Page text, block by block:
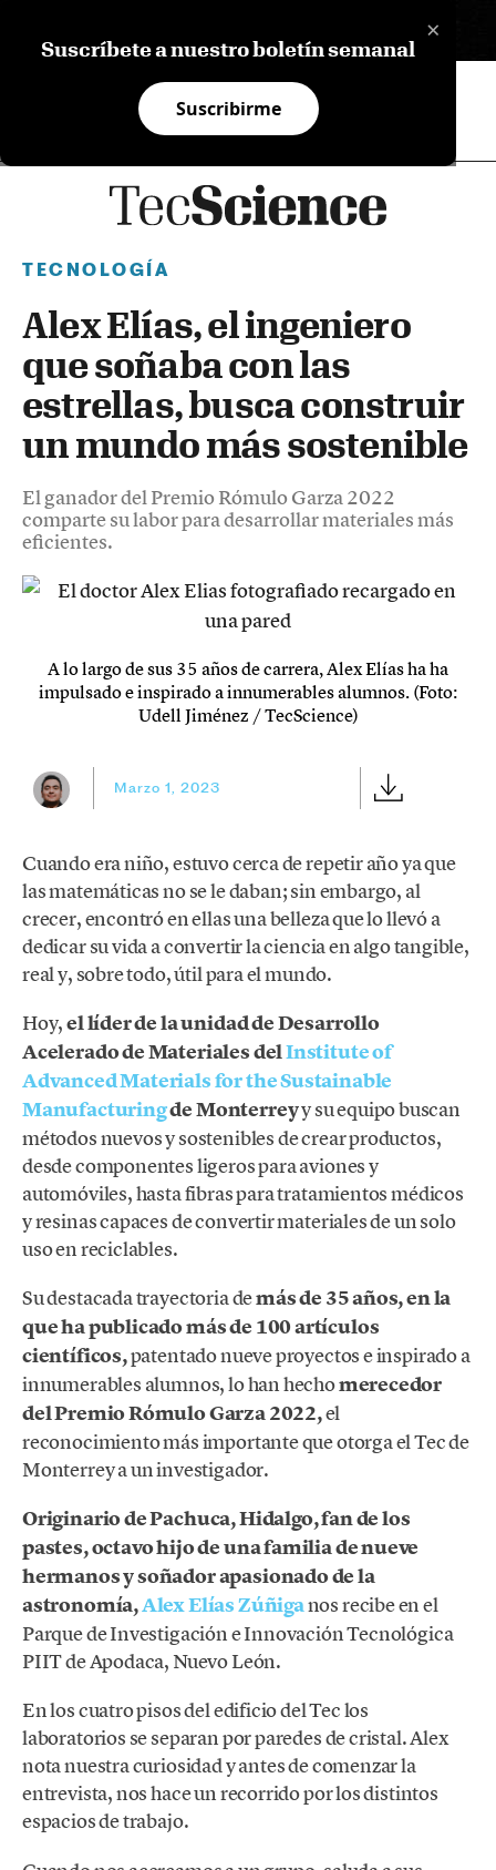
×
Suscríbete a nuestro boletín semanal
Suscribirme
TECNOLOGÍA
Alex Elías, el ingeniero
que soñaba con las
estrellas, busca construir
un mundo más sostenible
El ganador del Premio Rómulo Garza 2022
comparte su labor para desarrollar materiales más
eficientes.
A lo largo de sus 35 años de carrera, Alex Elías ha ha
impulsado e inspirado a innumerables alumnos. (Foto:
Udell Jiménez / TecScience)
Marzo 1, 2023
Cuando era niño, estuvo cerca de repetir año ya que
las matemáticas no se le daban; sin embargo, al
crecer, encontró en ellas una belleza que lo llevó a
dedicar su vida a convertir la ciencia en algo tangible,
real y, sobre todo, útil para el mundo.
Hoy,el líder de la unidad de Desarrollo
Acelerado de Materiales delInstitute of
Advanced Materials for the Sustainable
Manufacturingde Monterreyy su equipo buscan
métodos nuevos y sostenibles de crear productos,
desde componentes ligeros para aviones y
automóviles, hasta fibras para tratamientos médicos
y resinas capaces de convertir materiales de un solo
uso en reciclables.
Su destacada trayectoria demás de 35 años, en la
que ha publicado más de 100 artículos
científicos,patentado nueve proyectos e inspirado a
innumerables alumnos, lo han hechomerecedor
del Premio Rómulo Garza 2022,el
reconocimiento más importante que otorga el Tec de
Monterrey a un investigador.
Originario de Pachuca, Hidalgo, fan de los
pastes, octavo hijo de una familia de nueve
hermanos y soñador apasionado de la
astronomía,Alex Elías Zúñiganos recibe en el
Parque de Investigación e Innovación Tecnológica
PIIT de Apodaca, Nuevo León.
En los cuatro pisos del edificio del Tec los
laboratorios se separan por paredes de cristal. Alex
nota nuestra curiosidad y antes de comenzar la
entrevista, nos hace un recorrido por los distintos
espacios de trabajo.